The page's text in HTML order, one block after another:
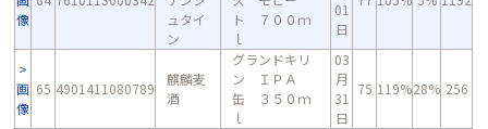
像
ュタイ
ン
ト ７００ｍ
ｌ
01
日
画
像
65 4901411080789
麒麟麦
酒
グランドキリ
ン ＩＰＡ
缶 ３５０ｍ
ｌ
03
月
31
日
75 119%28% 256